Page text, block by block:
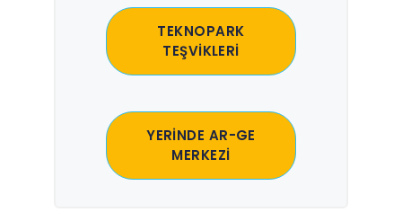
TEKNOPARK
TEŞVİKLERİ
YERİNDE AR-GE
MERKEZİ